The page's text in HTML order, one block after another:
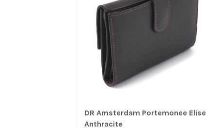
DR Amsterdam Portemonee Elise
Anthracite